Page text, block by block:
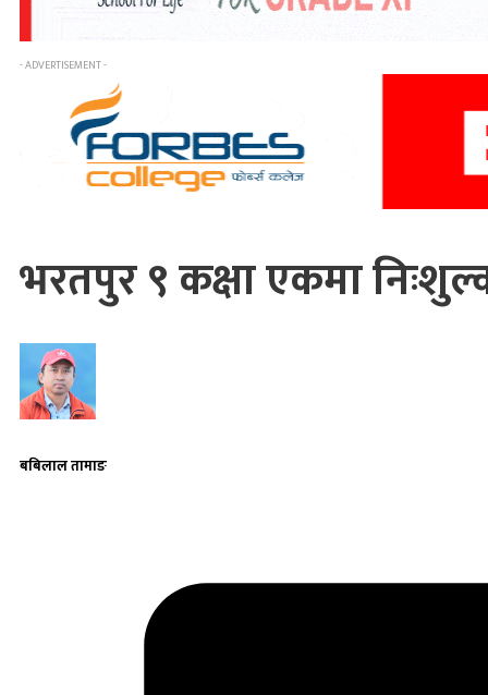
- ADVERTISEMENT -
भरतपुर ९ कक्षा एकमा
बबिलाल तामाङ